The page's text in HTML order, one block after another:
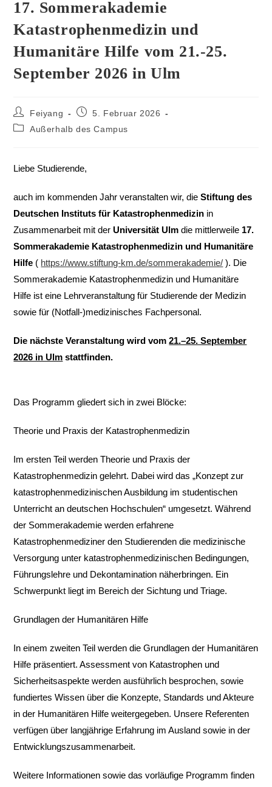
17. Sommerakademie
Katastrophenmedizin und
Humanitäre Hilfe vom 21.-25.
September 2026 in Ulm
Feiyang
5. Februar 2026
Außerhalb des Campus
Liebe Studierende,
auch im kommenden Jahr veranstalten wir, dieStiftung des
Deutschen Instituts für Katastrophenmedizin in
Zusammenarbeit mit derUniversität Ulm die mittlerweile 17.
Sommerakademie Katastrophenmedizin und Humanitäre
Hilfe ( https://www.stiftung-km.de/sommerakademie/ ). Die
Sommerakademie Katastrophenmedizin und Humanitäre
Hilfe ist eine Lehrveranstaltung für Studierende der Medizin
sowie für (Notfall-)medizinisches Fachpersonal.
Die nächste Veranstaltung wird vom21.–25. September
2026 in Ulm stattfinden.
Das Programm gliedert sich in zwei Blöcke:
Theorie und Praxis der Katastrophenmedizin
Im ersten Teil werden Theorie und Praxis der
Katastrophenmedizin gelehrt. Dabei wird das „Konzept zur
katastrophenmedizinischen Ausbildung im studentischen
Unterricht an deutschen Hochschulen“ umgesetzt. Während
der Sommerakademie werden erfahrene
Katastrophenmediziner den Studierenden die medizinische
Versorgung unter katastrophenmedizinischen Bedingungen,
Führungslehre und Dekontamination näherbringen. Ein
Schwerpunkt liegt im Bereich der Sichtung und Triage.
Grundlagen der Humanitären Hilfe
In einem zweiten Teil werden die Grundlagen der Humanitären
Hilfe präsentiert. Assessment von Katastrophen und
Sicherheitsaspekte werden ausführlich besprochen, sowie
fundiertes Wissen über die Konzepte, Standards und Akteure
in der Humanitären Hilfe weitergegeben. Unsere Referenten
verfügen über langjährige Erfahrung im Ausland sowie in der
Entwicklungszusammenarbeit.
Weitere Informationen sowie das vorläufige Programm finden